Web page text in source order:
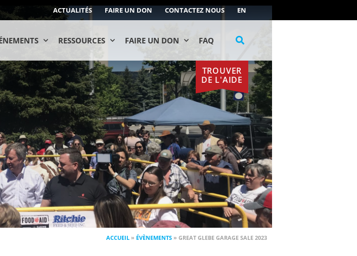
ACTUALITÉS FAIRE UN DON CONTACTEZ NOUS EN
RESSOURCES FAIRE UN DON FAQ
TROUVER
DE L'AIDE
ACCUEIL » ÉVÈNEMENTS » GREAT GLEBE GARAGE SALE 2023